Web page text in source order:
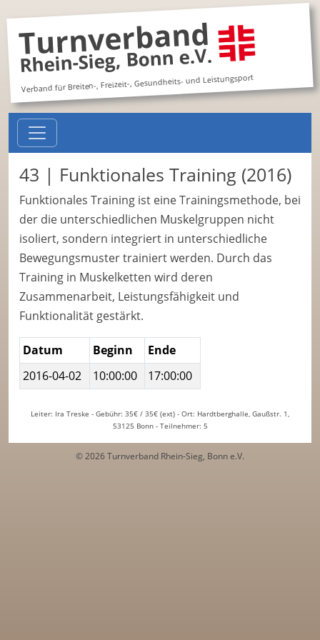
Turnverband
Rhein-Sieg, Bonn e.V.
Verband für Breiten-, Freizeit-, Gesundheits- und Leistungsport
43 | Funktionales Training (2016)
Funktionales Training ist eine Trainingsmethode, bei
der die unterschiedlichen Muskelgruppen nicht
isoliert, sondern integriert in unterschiedliche
Bewegungsmuster trainiert werden. Durch das
Training in Muskelketten wird deren
Zusammenarbeit, Leistungsfähigkeit und
Funktionalität gestärkt.
Datum Beginn
Ende
2016-04-02
10:00:00 17:00:00
Leiter: Ira Treske - Gebühr: 35€ / 35€ (ext) - Ort: Hardtberghalle, Gaußstr. 1,
53125 Bonn - Teilnehmer: 5
© 2026 Turnverband Rhein-Sieg, Bonn e.V.